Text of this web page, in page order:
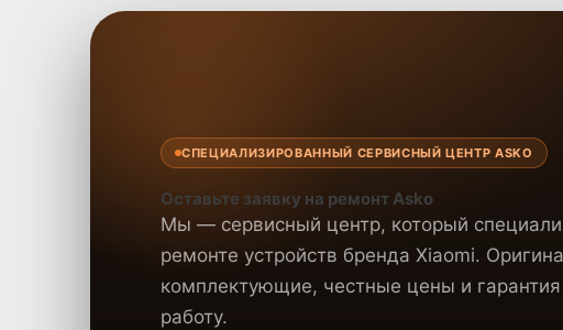
СПЕЦИАЛИЗИРОВАННЫЙ СЕРВИСНЫЙ ЦЕНТР ASKO
Оставьте заявку на ремонт Asko
Мы — сервисный центр, который
ремонте устройств бренда Xiaomi.
комплектующие, честные цены и
работу.